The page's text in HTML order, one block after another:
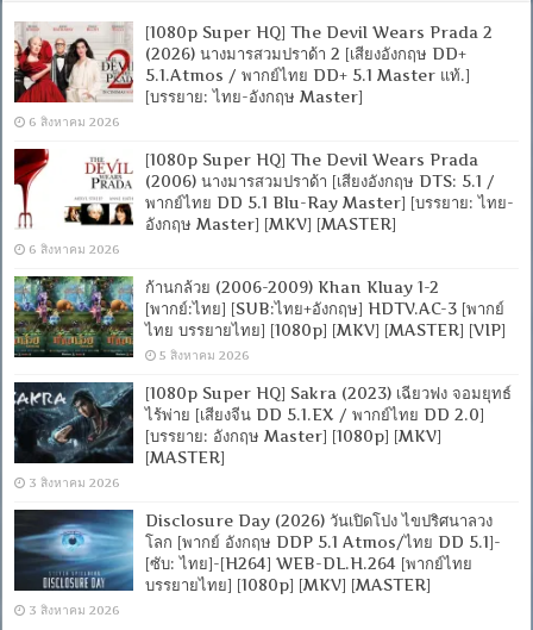
[1080p Super HQ] The Devil Wears Prada 2
(2026) นางมารสวมปราด้า 2 [เสียงอังกฤษ DD+
5.1.Atmos / พากย์ไทย DD+ 5.1 Master แท้.]
[บรรยาย: ไทย-อังกฤษ Master]
6 สิงหาคม 2026
[1080p Super HQ] The Devil Wears Prada
(2006) นางมารสวมปราด้า [เสียงอังกฤษ DTS: 5.1 /
พากย์ไทย DD 5.1 Blu-Ray Master] [บรรยาย: ไทย-
อังกฤษ Master] [MKV] [MASTER]
6 สิงหาคม 2026
ก้านกล้วย (2006-2009) Khan Kluay 1-2
[พากย์:ไทย] [SUB:ไทย+อังกฤษ] HDTV.AC-3 [พากย์
ไทย บรรยายไทย] [1080p] [MKV] [MASTER] [VIP]
5 สิงหาคม 2026
[1080p Super HQ] Sakra (2023) เฉียวฟง จอมยุทธ์
ไร้พ่าย [เสียงจีน DD 5.1.EX / พากย์ไทย DD 2.0]
[บรรยาย: อังกฤษ Master] [1080p] [MKV]
[MASTER]
3 สิงหาคม 2026
Disclosure Day (2026) วันเปิดโปง ไขปริศนาลวง
โลก [พากย์ อังกฤษ DDP 5.1 Atmos/ไทย DD 5.1]-
[ซับ: ไทย]-[H264] WEB-DL.H.264 [พากย์ไทย
บรรยายไทย] [1080p] [MKV] [MASTER]
3 สิงหาคม 2026